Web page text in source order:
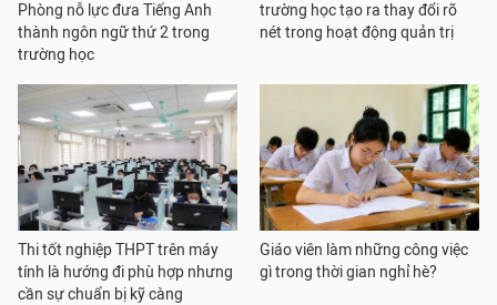
Phòng nỗ lực đưa Tiếng Anh
thành ngôn ngữ thứ 2 trong
trường học
trường học tạo ra thay đổi rõ
nét trong hoạt động quản trị
Thi tốt nghiệp THPT trên máy
tính là hướng đi phù hợp nhưng
cần sự chuẩn bị kỹ càng
Giáo viên làm những công việc
gì trong thời gian nghỉ hè?